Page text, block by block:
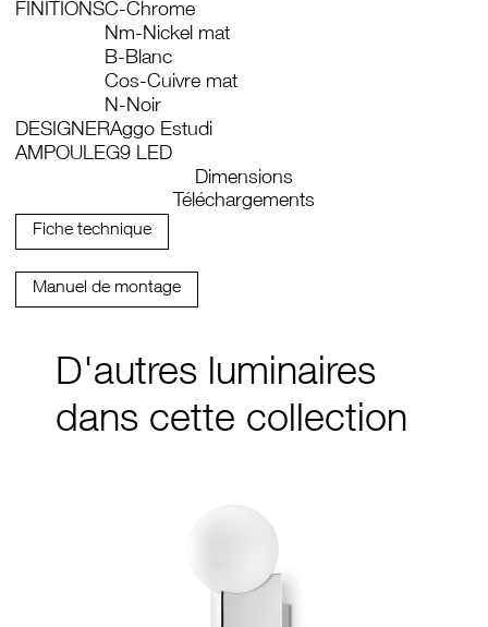
FINITIONSC-Chrome
Nm-Nickel mat
B-Blanc
Cos-Cuivre mat
N-Noir
DESIGNERAggo Estudi
AMPOULEG9 LED
Dimensions
Téléchargements
Fiche technique
Manuel de montage
D'autres luminaires
dans cette collection